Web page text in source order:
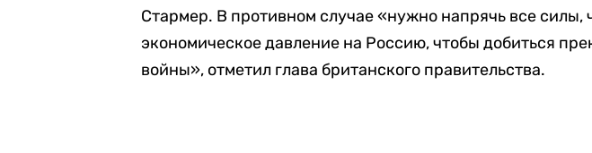
Стармер. В противном случае «нужно напрячь все силы,
экономическое давление на Россию, чтобы добиться
войны», отметил глава британского правительства.